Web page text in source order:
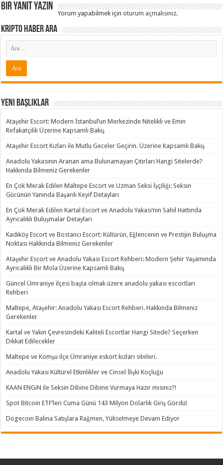
Bir yanıt yazın
Yorum yapabilmek içinoturum açmalısınız.
Kripto Haber ARA
Yeni Başlıklar
Ataşehir Escort: Modern İstanbul’un Merkezinde Nitelikli ve Emin
Refakatçilik Üzerine Kapsamlı Bakış
Ataşehir Escort Kızları ile Mutlu Geceler Geçirin. Üzerine Kapsamlı Bakış
Anadolu Yakasının Aranan ama Bulunamayan Çıtırları Hangi Sitelerde?
Hakkında Bilmeniz Gerekenler
En Çok Merak Edilen Maltepe Escort ve Uzman Seksi İşçiliği: Seksin
Gücünün Yanında Başarılı Keyif Detayları
En Çok Merak Edilen Kartal Escort ve Anadolu Yakası’nın Sahil Hattında
Ayrıcalıklı Buluşmalar Detayları
Kadıköy Escort ve Bostancı Escort: Kültürün, Eğlencenin ve Prestijin Buluşma
Noktası Hakkında Bilmeniz Gerekenler
Ataşehir Escort ve Anadolu Yakası Escort Rehberi: Modern Şehir Yaşamında
Ayrıcalıklı Bir Mola Üzerine Kapsamlı Bakış
Güncel Ümraniye ilçesi başta olmak üzere anadolu yakası escortları
Rehberi
Maltepe, Ataşehir: Anadolu Yakası Escort Rehberi. Hakkında Bilmeniz
Gerekenler
Kartal ve Yakın Çevresindeki Kaliteli Escortlar Hangi Sitede? Seçerken
Dikkat Edilecekler
Maltepe ve Komşu ilçe Ümraniye eskort kızları siteleri.
Anadolu Yakası Kültürel Etkinlikler ve Cinsel İlişki Koçluğu
KAAN ENGiN ile Seksin Dibine Dibine Vurmaya Hazır mısınız?!
Spot Bitcoin ETF’leri Cuma Günü 143 Milyon Dolarlık Giriş Gördü!
Dogecoin Balina Satışlara Rağmen, Yükselmeye Devam Ediyor